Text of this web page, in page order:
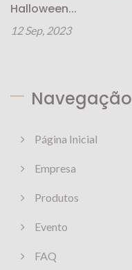
Halloween...
12 Sep, 2023
Navegação
Página Inicial
Empresa
Produtos
Evento
FAQ